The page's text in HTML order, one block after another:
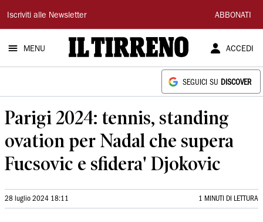
Il
Tirreno
Iscriviti alle Newsletter ABBONATI
MENU ACCEDI
SEGUICI SU DISCOVER
Parigi 2024: tennis, standing
ovation per Nadal che supera
Fucsovic e sfidera' Djokovic
28 luglio 2024 18:11 1 MINUTI DI LETTURA